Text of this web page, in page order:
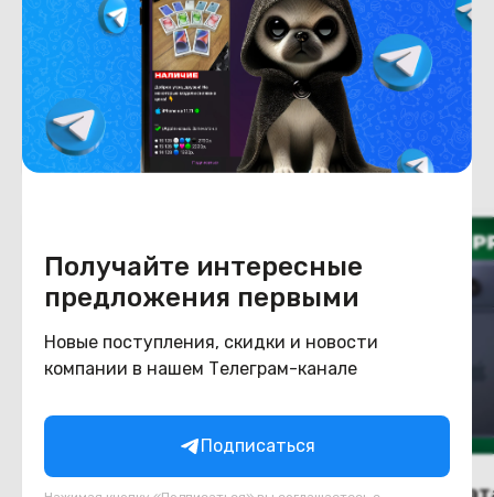
Получайте интересные
предложения первыми
Новые поступления, скидки и новости
компании в нашем Телеграм-канале
Подписаться
Цвет серебристый
Похожие товары